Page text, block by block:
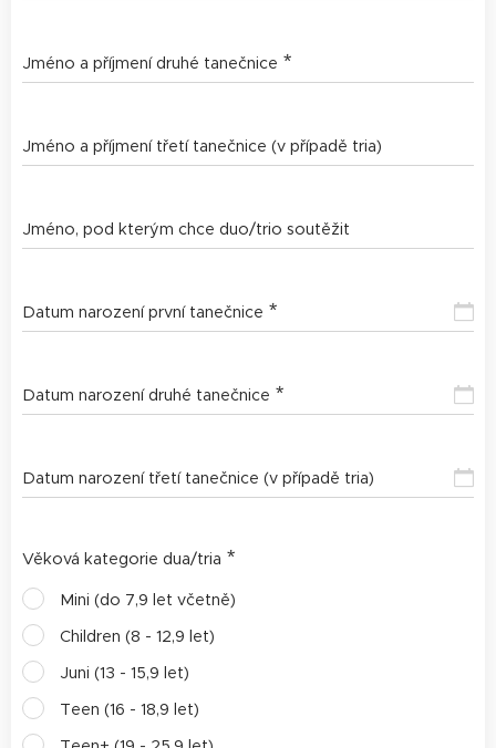
Jméno a příjmení druhé tanečnice
Jméno a příjmení třetí tanečnice (v případě tria)
Jméno, pod kterým chce duo/trio soutěžit
Datum narození první tanečnice
Datum narození druhé tanečnice
Datum narození třetí tanečnice (v případě tria)
Věková kategorie dua/tria
Mini (do 7,9 let včetně)
Children (8 - 12,9 let)
Juni (13 - 15,9 let)
Teen (16 - 18,9 let)